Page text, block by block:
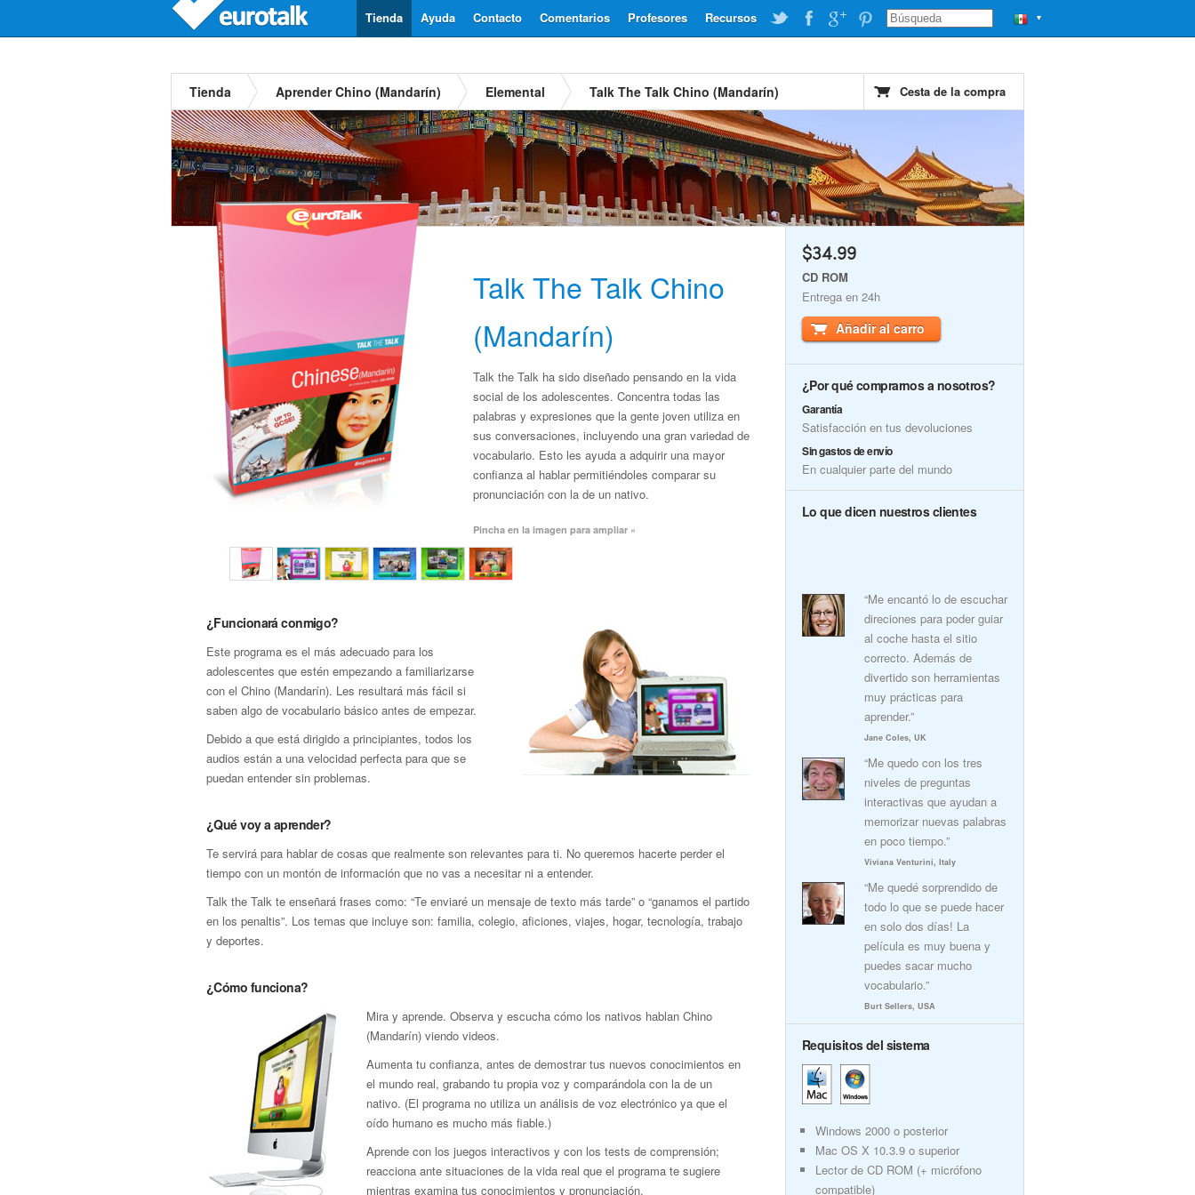
▼
Recursos
Profesores
Comentarios
Contacto
Ayuda
Tienda
Tienda Aprender Chino (Mandarín) Elemental Talk The Talk Chino (Mandarín) Cesta de la compra
Talk The Talk Chino
(Mandarín)
Talk the Talk ha sido diseñado pensando en la vida
social de los adolescentes. Concentra todas las
palabras y expresiones que la gente joven utiliza en
sus conversaciones, incluyendo una gran variedad de
vocabulario. Esto les ayuda a adquirir una mayor
confianza al hablar permitiéndoles comparar su
pronunciación con la de un nativo.
Pincha en la imagen para ampliar »
¿Funcionará conmigo?
Este programa es el más adecuado para los
adolescentes que estén empezando a familiarizarse
con el Chino (Mandarín). Les resultará más fácil si
saben algo de vocabulario básico antes de empezar.
Debido a que está dirigido a principiantes, todos los
audios están a una velocidad perfecta para que se
puedan entender sin problemas.
¿Qué voy a aprender?
Te servirá para hablar de cosas que realmente son relevantes para ti. No queremos hacerte perder el
tiempo con un montón de información que no vas a necesitar ni a entender.
Talk the Talk te enseñará frases como: “Te enviaré un mensaje de texto más tarde” o “ganamos el partido
en los penaltis”. Los temas que incluye son: familia, colegio, aficiones, viajes, hogar, tecnología, trabajo
y deportes.
¿Cómo funciona?
Mira y aprende. Observa y escucha cómo los nativos hablan Chino
(Mandarín) viendo videos.
Aumenta tu confianza, antes de demostrar tus nuevos conocimientos en
el mundo real, grabando tu propia voz y comparándola con la de un
nativo. (El programa no utiliza un análisis de voz electrónico ya que el
oído humano es mucho más fiable.)
Aprende con los juegos interactivos y con los tests de comprensión;
reacciona ante situaciones de la vida real que el programa te sugiere
mientras examina tus conocimientos y pronunciación.
$34.99
CD ROM
Entrega en 24h
Añadir al carro
¿Por qué comprarnos a nosotros?
Garantía
Satisfacción en tus devoluciones
Sin gastos de envío
En cualquier parte del mundo
Lo que dicen nuestros clientes
“Me encantó lo de escuchar
direciones para poder guiar
al coche hasta el sitio
correcto. Además de
divertido son herramientas
muy prácticas para
aprender.”
Jane Coles, UK
“Me quedo con los tres
niveles de preguntas
interactivas que ayudan a
memorizar nuevas palabras
en poco tiempo.”
Viviana Venturini, Italy
“Me quedé sorprendido de
todo lo que se puede hacer
en solo dos días! La
película es muy buena y
puedes sacar mucho
vocabulario.”
Burt Sellers, USA
Requisitos del sistema
Windows 2000 o posterior
Mac OS X 10.3.9 o superior
Lector de CD ROM (+ micrófono
compatible)